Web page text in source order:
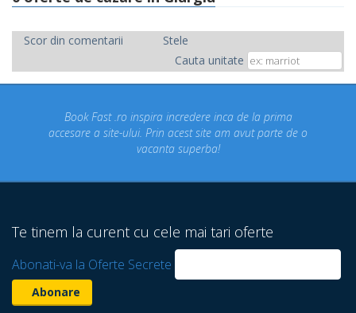
Scor din comentarii
Stele
Cauta unitate
incredere inca de la prima
acest site am avut parte de o
Concediul nostru rezervat
un concediu de vis.
Te tinem la curent cu cele mai tari oferte
Abonati-va la Oferte Secrete